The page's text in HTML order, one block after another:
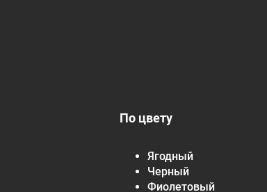
По цвету
Ягодный
Черный
Фиолетовый